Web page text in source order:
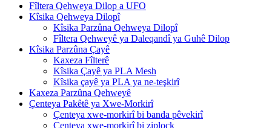
Fîltera Qehweya Dilop a UFO
Kîsika Qehweya Dilopî
Kîsika Parzûna Qehweya Dilopî
Fîltera Qehweyê ya Daleqandî ya Guhê Dilop
Kîsika Parzûna Çayê
Kaxeza Fîlterê
Kîsika Çayê ya PLA Mesh
Kîsika çayê ya PLA ya ne-teşkirî
Kaxeza Parzûna Qehweyê
Çenteya Pakêtê ya Xwe-Morkirî
Çenteya xwe-morkirî bi banda pêvekirî
Çenteya xwe-morkirî bi ziplock